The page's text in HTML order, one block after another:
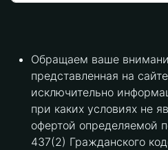
Обращаем ваше
представленная на
исключительно
при каких условиях не
офертой определяемой
437(2) Гражданского